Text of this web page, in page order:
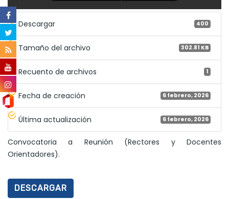
Descargar 400
Tamaño del archivo 302.81 KB
Recuento de archivos 1
Fecha de creación 6 febrero, 2026
Última actualización 6 febrero, 2026
Convocatoria a Reunión (Rectores y Docentes
Orientadores).
DESCARGAR